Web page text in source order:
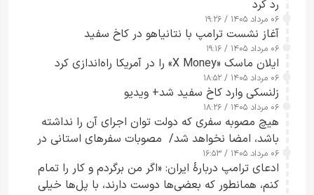
رد کرد
۰۶ مرداد ۱۴۰۵ / ۱۹:۲۶
آغاز نشست ترامپ با نتانیاهو در کاخ سفید
۰۶ مرداد ۱۴۰۵ / ۱۹:۱۶
ایلان ماسک «X Money» را در آمریکا راه‌اندازی کرد
۰۶ مرداد ۱۴۰۵ / ۱۸:۵۲
زلنسکی وارد کاخ سفید شد+ ویدیو
۰۶ مرداد ۱۴۰۵ / ۱۸:۲۶
هیچ مصوبه سفری که دولت توان اجرای آن را نداشته
باشد، امضا نخواهد شد/ مصوبات سفرهای استانی در
چارچوب قانون بودجه است+ عکس
۰۶ مرداد ۱۴۰۵ / ۱۶:۵۳
ادعای ترامپ دربارهٔ ایران: «اگر من برگردم و کار را تمام
کنم، همانطور که بعضی‌ها دوست دارند، با پل‌ها خیلی